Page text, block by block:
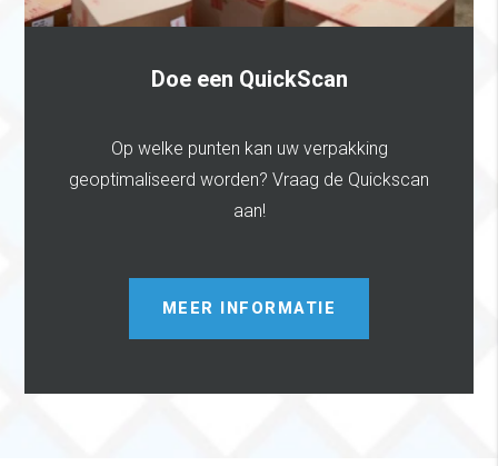
Doe een QuickScan
Op welke punten kan uw verpakking
geoptimaliseerd worden? Vraag de Quickscan
aan!
MEER INFORMATIE